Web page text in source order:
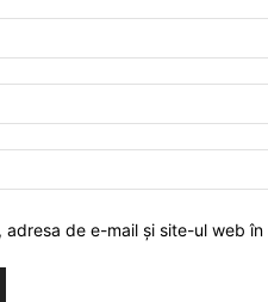
adresa de e-mail și site-ul web